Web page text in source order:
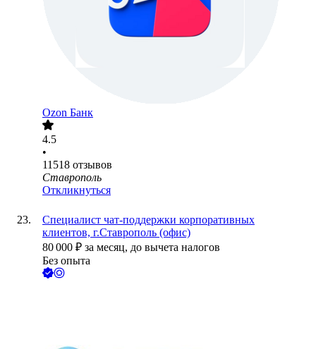
Ozon Банк
4.5
•
11518 отзывов
Ставрополь
Откликнуться
Специалист чат-поддержки корпоративных
клиентов, г.Ставрополь (офис)
80 000 ₽ за месяц, до вычета налогов
Без опыта